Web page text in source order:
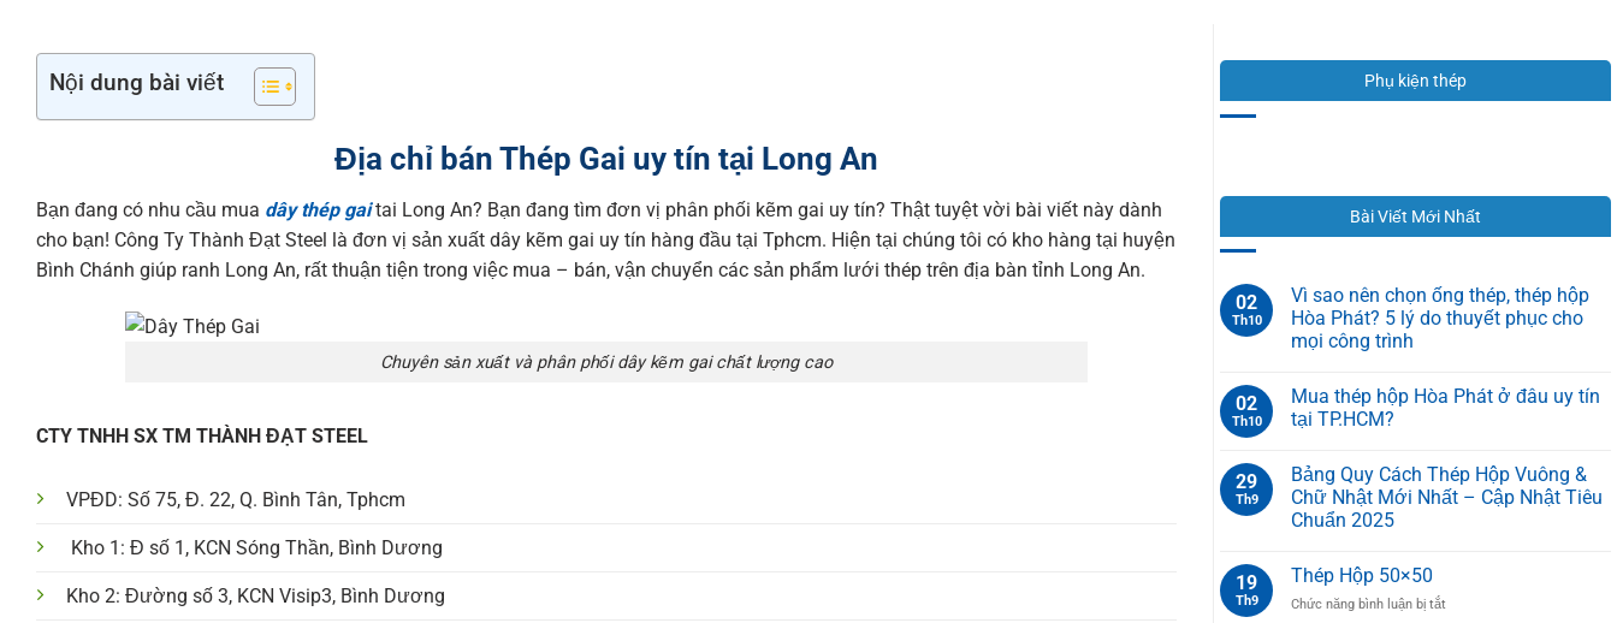
Nội dung bài viết
Địa chỉ bán Thép Gai uy tín tại Long An
Bạn đang có nhu cầu mua dây thép gaitai Long An? Bạn đang tìm đơn vị phân phối kẽm gai uy tín? Thật tuyệt vời bài viết này dành
cho bạn! Công Ty Thành Đạt Steel là đơn vị sản xuất dây kẽm gai uy tín hàng đầu tại Tphcm. Hiện tại chúng tôi có kho hàng tại huyện
Bình Chánh giúp ranh Long An, rất thuận tiện trong việc mua – bán, vận chuyển các sản phẩm lưới thép trên địa bàn tỉnh Long An.
Chuyên sản xuất và phân phối dây kẽm gai chất lượng cao
CTY TNHH SX TM THÀNH ĐẠT STEEL
VPĐD: Số 75, Đ. 22, Q. Bình Tân, Tphcm
Kho 1: Đ số 1, KCN Sóng Thần, Bình Dương
Kho 2: Đường số 3, KCN Visip3, Bình Dương
Phụ kiện thép
Bài Viết Mới Nhất
02
Th10
Vì sao nên chọn ống thép, thép hộp
Hòa Phát? 5 lý do thuyết phục cho
mọi công trình
02
Th10
Mua thép hộp Hòa Phát ở đâu uy tín
tại TP.HCM?
29
Th9
Bảng Quy Cách Thép Hộp Vuông &
Chữ Nhật Mới Nhất – Cập Nhật Tiêu
Chuẩn 2025
19
Th9
Thép Hộp 50×50
Chức năng bình luận bị tắt